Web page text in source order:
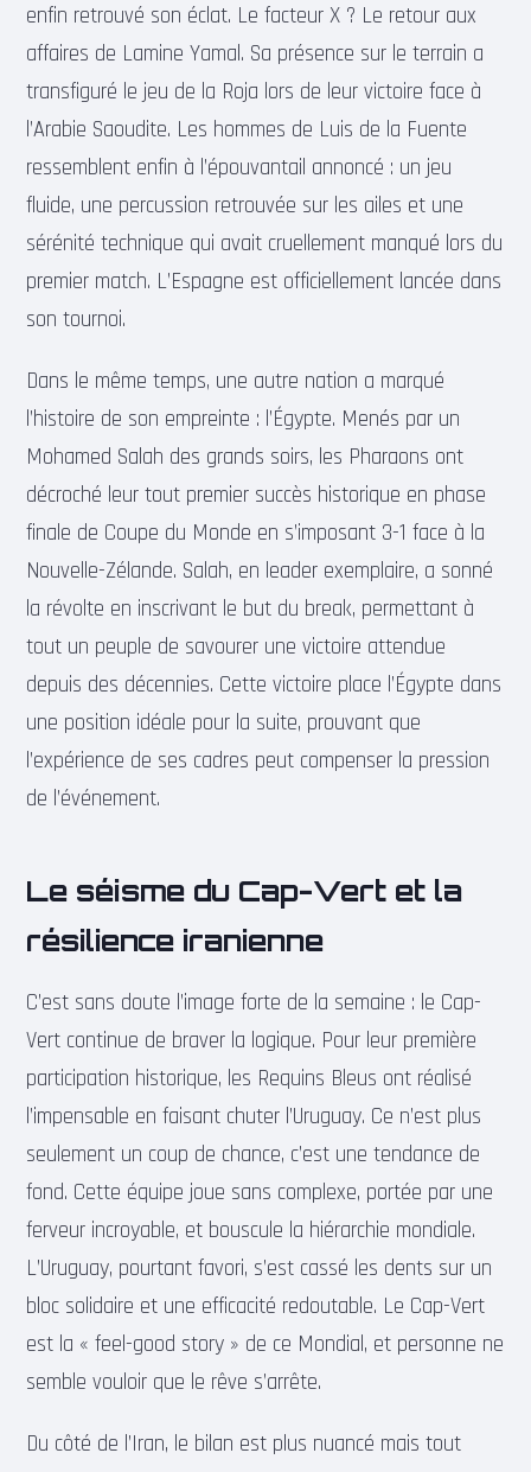
enfin retrouvé son éclat. Le facteur X ? Le retour aux
affaires de Lamine Yamal. Sa présence sur le terrain a
transfiguré le jeu de la Roja lors de leur victoire face à
l’Arabie Saoudite. Les hommes de Luis de la Fuente
ressemblent enfin à l’épouvantail annoncé : un jeu
fluide, une percussion retrouvée sur les ailes et une
sérénité technique qui avait cruellement manqué lors du
premier match. L’Espagne est officiellement lancée dans
son tournoi.
Dans le même temps, une autre nation a marqué
l’histoire de son empreinte : l’Égypte. Menés par un
Mohamed Salah des grands soirs, les Pharaons ont
décroché leur tout premier succès historique en phase
finale de Coupe du Monde en s’imposant 3-1 face à la
Nouvelle-Zélande. Salah, en leader exemplaire, a sonné
la révolte en inscrivant le but du break, permettant à
tout un peuple de savourer une victoire attendue
depuis des décennies. Cette victoire place l’Égypte dans
une position idéale pour la suite, prouvant que
l’expérience de ses cadres peut compenser la pression
de l’événement.
Le séisme du Cap-Vert et la
résilience iranienne
C’est sans doute l’image forte de la semaine : le Cap-
Vert continue de braver la logique. Pour leur première
participation historique, les Requins Bleus ont réalisé
l’impensable en faisant chuter l’Uruguay. Ce n’est plus
seulement un coup de chance, c’est une tendance de
fond. Cette équipe joue sans complexe, portée par une
ferveur incroyable, et bouscule la hiérarchie mondiale.
L’Uruguay, pourtant favori, s’est cassé les dents sur un
bloc solidaire et une efficacité redoutable. Le Cap-Vert
est la « feel-good story » de ce Mondial, et personne ne
semble vouloir que le rêve s’arrête.
Du côté de l’Iran, le bilan est plus nuancé mais tout